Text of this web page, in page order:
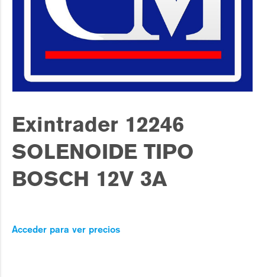
Exintrader 12246
SOLENOIDE TIPO
BOSCH 12V 3A
Acceder para ver precios